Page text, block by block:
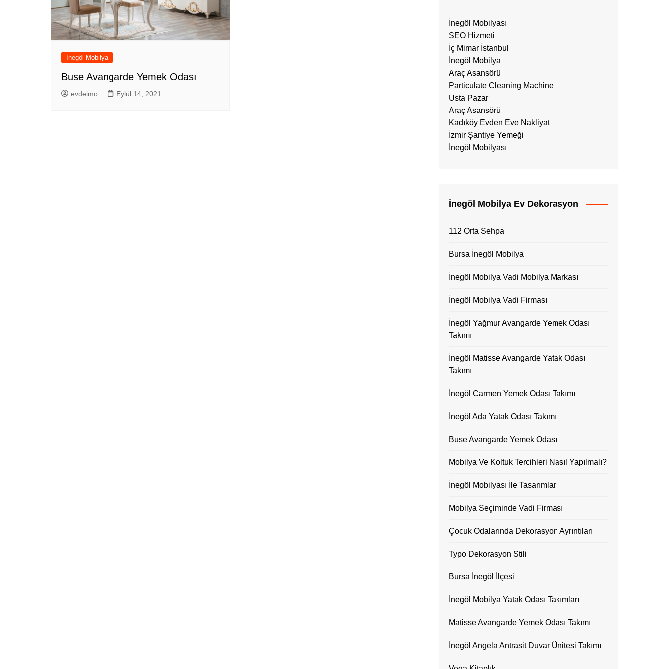
İnegöl Mobilya
Buse Avangarde Yemek Odası
evdeimo Eylül 14, 2021
İnegöl Mobilyası
SEO Hizmeti
İç Mimar İstanbul
İnegöl Mobilya
Araç Asansörü
Particulate Cleaning Machine
Usta Pazar
Araç Asansörü
Kadıköy Evden Eve Nakliyat
İzmir Şantiye Yemeği
İnegöl Mobilyası
İnegöl Mobilya Ev Dekorasyon
112 Orta Sehpa
Bursa İnegöl Mobilya
İnegöl Mobilya Vadi Mobilya Markası
İnegöl Mobilya Vadi Firması
İnegöl Yağmur Avangarde Yemek Odası
Takımı
İnegöl Matisse Avangarde Yatak Odası
Takımı
İnegöl Carmen Yemek Odası Takımı
İnegöl Ada Yatak Odası Takımı
Buse Avangarde Yemek Odası
Mobilya Ve Koltuk Tercihleri Nasıl Yapılmalı?
İnegöl Mobilyası İle Tasarımlar
Mobilya Seçiminde Vadi Firması
Çocuk Odalarında Dekorasyon Ayrıntıları
Typo Dekorasyon Stili
Bursa İnegöl İlçesi
İnegöl Mobilya Yatak Odası Takımları
Matisse Avangarde Yemek Odası Takımı
İnegöl Angela Antrasit Duvar Ünitesi Takımı